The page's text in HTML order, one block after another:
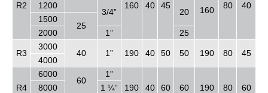
R2 160 40 45 160 80 40
1200
3/4” 20
1500
25
2000 1” 25
R3
3000
40 1” 190 40 50 50 190 80 45
4000
R4
6000
60
1”
190
40 60 60 190 80 60
8000
1 ¼“